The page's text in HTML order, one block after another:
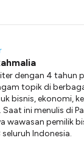
dengan 4 tahun
topik di
bisnis, ekonomi,
Saat ini menulis di
wawasan pemilik
Indonesia.